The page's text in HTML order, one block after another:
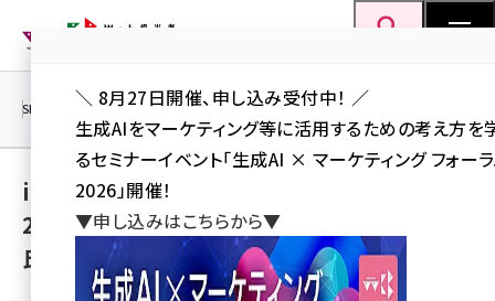
ン
seo (3538)
ai (2820)
SEO マーケティング／広告 AI SNS アクセス解析／データ分析
interfm『武田良太 Try Again』10/19(日)、
26(日)のゲストは野球解説者の五十嵐亮太
氏！元総務大臣・武田良太と野球対談！
＼ 8月27日開催、申し込み受付中！ ／
生成AIをマーケティング等に活用するための考え方を
るセミナーイベント「生成AI × マーケティング フォー
2026」開催！
▼申し込みはこちらから▼